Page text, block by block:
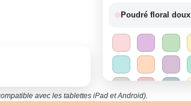
Poudré floral doux
avec les tablettes iPad et Android).